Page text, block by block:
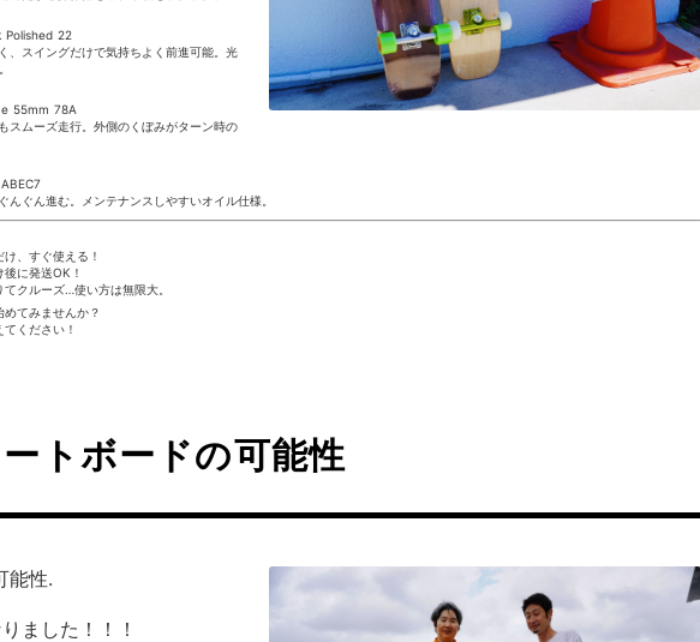
Polished 22
、 スイングだけで気持ちよく前進可能。 光
55mm 78A
ムーズ走行。 外側のくぼみがターン時の
ぐん進む。
メンテナンスしやすいオイル仕様。
、すぐ使える！
に発送OK！
クルーズ…使い方は無限大。
てみませんか？
ください！
トボードの可能性
能性.
ました！！！